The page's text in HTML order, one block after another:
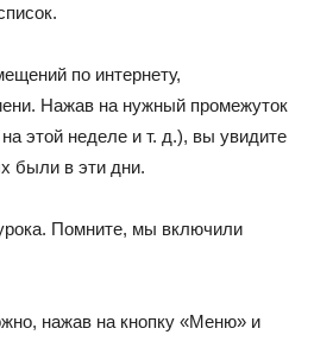
по интернету,
Нажав на нужный промежуток
этой неделе и т. д.), вы увидите
были в эти дни.
Помните, мы включили
нажав на кнопку «Меню» и